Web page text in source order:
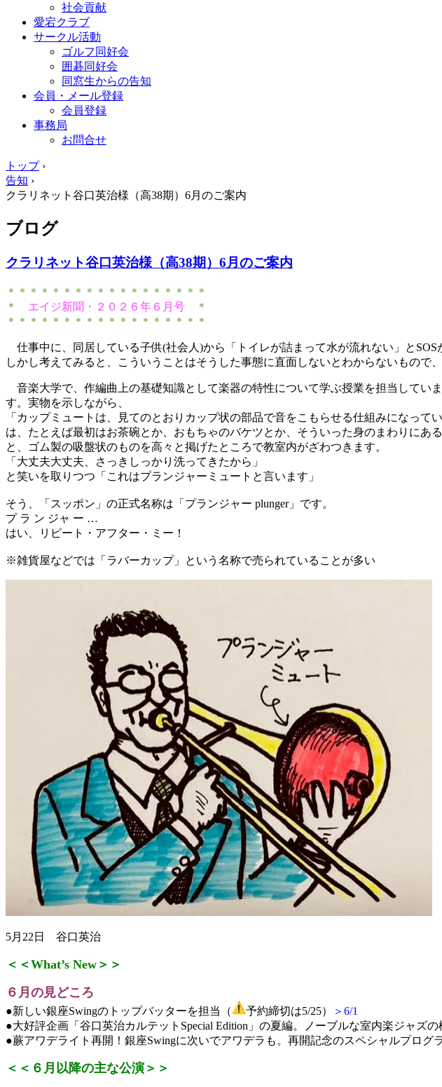
社会貢献
愛宕クラブ
サークル活動
ゴルフ同好会
囲碁同好会
同窓生からの告知
会員・メール登録
会員登録
事務局
お問合せ
トップ›
告知 ›
クラリネット谷口英治様（高38期）6月のご案内
ブログ
クラリネット谷口英治様（高38期）6月のご案内
＊＊＊＊＊＊＊＊＊＊＊＊＊＊＊＊＊＊
＊ エイジ新聞・２０２６年６月号
＊
＊＊＊＊＊＊＊＊＊＊＊＊＊＊＊＊＊＊
仕事中に、同居している子供(社会人)から「 トイレが詰まって水が流れない」とSOS
しかし考えてみると、
こういうことはそうした事態に直面しないとわからないもので、
音楽大学で、 作編曲上の基礎知識として楽器の特性について学ぶ授業を担当してい
す。実物を示しながら、
「カップミュートは、
見てのとおりカップ状の部品で音をこもらせる仕組みになって
は、たとえば最初はお茶碗とか、 おもちゃのバケツとか、 そういった身のまわりにあ
と、
ゴム製の吸盤状のものを高々と掲げたところで教室内がざわつきま す。
「大丈夫大丈夫、さっきしっかり洗ってきたから」
と笑いを取りつつ「これはプランジャーミュートと言います」
そう、「スッポン」の正式名称は「プランジャー plunger」です。
プ ラ ン ジャ ー …
はい、リピート・アフター・ミー！
※雑貨屋などでは「ラバーカップ」 という名称で売られていることが多い
5月22日 谷口英治
＜＜What’s New＞＞
６月の見どころ
●新しい銀座Swingのトップバッターを担当（ 予約締切は5/25）
＞6/1
●大好評企画「谷口英治カルテットSpecial Edition」の夏編。ノーブルな室内楽ジャズの
●蕨アワデライト再開！銀座Swingに次いでアワデラも。 再開記念のスペシャルプログ
＜＜６月以降の主な公演＞＞